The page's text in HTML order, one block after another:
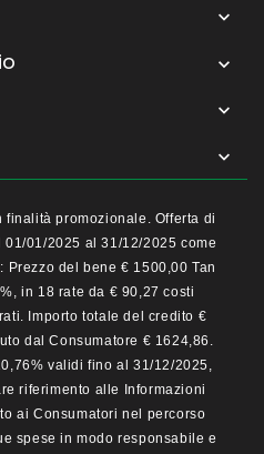




promozionale. Offerta di
01/2025 al 31/12/2025 come
del bene € 1500,00 Tan
in 18 rate da € 90,27 costi
Importo totale del credito €
dal Consumatore € 1624,86.
validi fino al 31/12/2025,
riferimento alle Informazioni
ai Consumatori nel percorso
spese in modo responsabile e